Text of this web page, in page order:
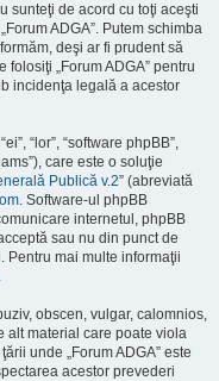
sunteţi de acord cu toţi aceşti
ADGA”. Putem schimba
deşi ar fi prudent să
„Forum ADGA” pentru
incidenţa legală a acestor
“lor”, “software phpBB”,
care este o soluţie
Publică v.2” (abreviată
. Software-ul phpBB
internetul, phpBB
sau nu din punct de
Pentru mai multe informaţii
obscen, vulgar, calomnios,
alt material care poate viola
unde „Forum ADGA” este
acestor prevederi